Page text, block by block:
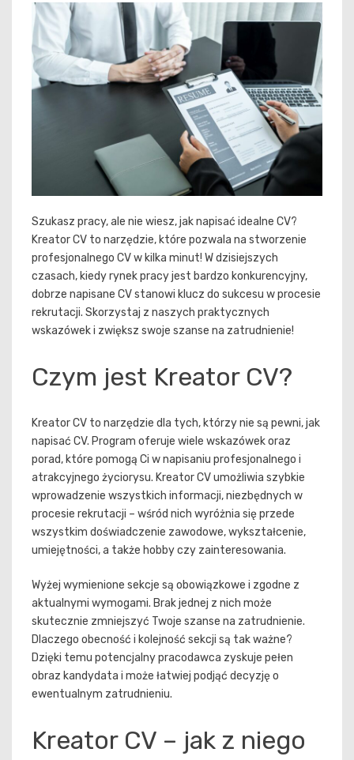
Szukasz pracy, ale nie wiesz, jak napisać idealne CV?
Kreator CV to narzędzie, które pozwala na stworzenie
profesjonalnego CV w kilka minut! W dzisiejszych
czasach, kiedy rynek pracy jest bardzo konkurencyjny,
dobrze napisane CV stanowi klucz do sukcesu w procesie
rekrutacji. Skorzystaj z naszych praktycznych
wskazówek i zwiększ swoje szanse na zatrudnienie!
Czym jest Kreator CV?
Kreator CV to narzędzie dla tych, którzy nie są pewni, jak
napisać CV. Program oferuje wiele wskazówek oraz
porad, które pomogą Ci w napisaniu profesjonalnego i
atrakcyjnego życiorysu. Kreator CV umożliwia szybkie
wprowadzenie wszystkich informacji, niezbędnych w
procesie rekrutacji – wśród nich wyróżnia się przede
wszystkim doświadczenie zawodowe, wykształcenie,
umiejętności, a także hobby czy zainteresowania.
Wyżej wymienione sekcje są obowiązkowe i zgodne z
aktualnymi wymogami. Brak jednej z nich może
skutecznie zmniejszyć Twoje szanse na zatrudnienie.
Dlaczego obecność i kolejność sekcji są tak ważne?
Dzięki temu potencjalny pracodawca zyskuje pełen
obraz kandydata i może łatwiej podjąć decyzję o
ewentualnym zatrudnieniu.
Kreator CV – jak z niego